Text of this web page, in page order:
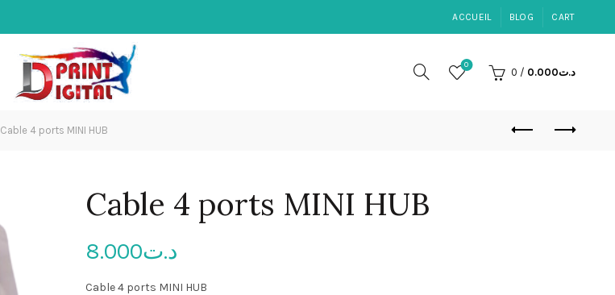
ACCUEIL BLOG CART
0
0 / د.ت0.000
Cable 4 ports MINI HUB
Cable 4 ports MINI HUB
د.ت8.000
Cable 4 ports MINI HUB